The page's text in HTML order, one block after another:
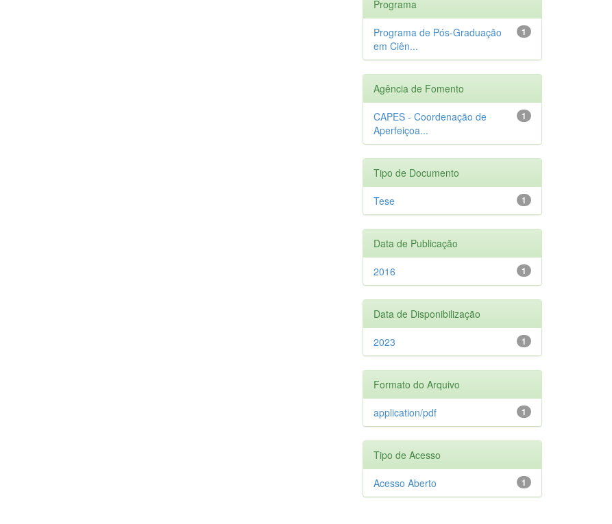
Programa
1
Programa de Pós-Graduação
em Ciên...
Agência de Fomento
1
CAPES - Coordenação de
Aperfeiçoa...
Tipo de Documento
1
Tese
Data de Publicação
1
2016
Data de Disponibilização
1
2023
Formato do Arquivo
1
application/pdf
Tipo de Acesso
1
Acesso Aberto